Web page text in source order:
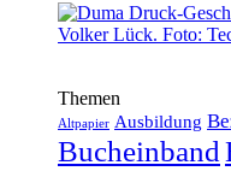
Themen
Altpapier Ausbildung
Bucheinband